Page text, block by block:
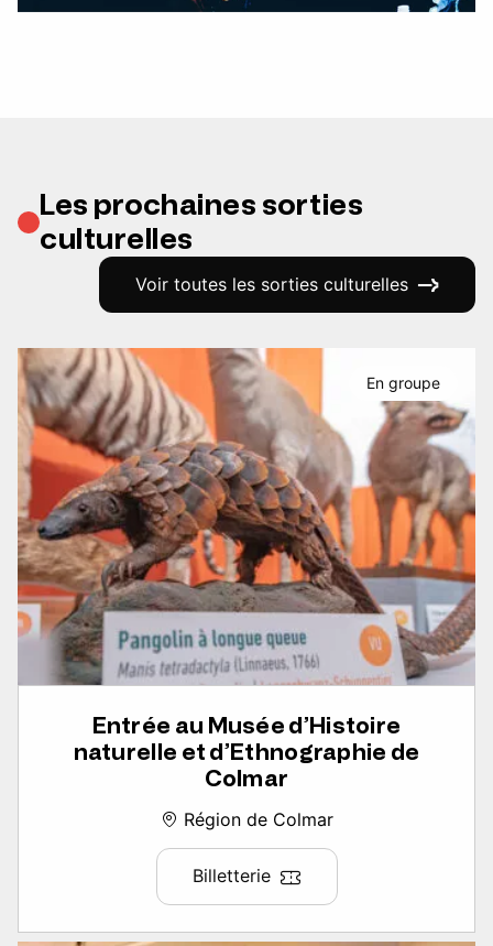
Les prochaines sorties
culturelles
Voir toutes les sorties culturelles
Entrée au Musée d’Histoire
naturelle et d’Ethnographie de
Colmar
Région de Colmar
Billetterie
En groupe